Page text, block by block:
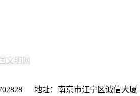
文明网
地址：南京市江宁区诚信大厦